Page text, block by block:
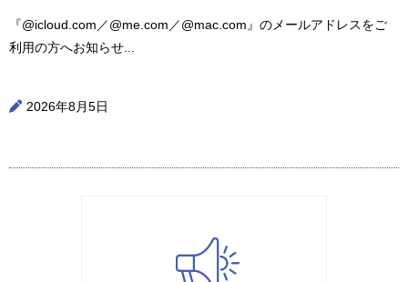
『@icloud.com／@me.com／@mac.com』のメールアドレスをご
利用の方へお知らせ...
2026年8月5日